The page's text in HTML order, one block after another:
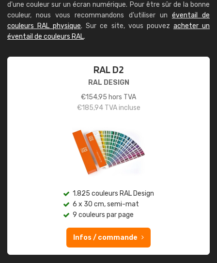
d'une couleur sur un écran numérique. Pour être sûr de la bonne
couleur, nous vous recommandons d'utiliser un éventail de
couleurs RAL physique. Sur ce site, vous pouvez acheter un
éventail de couleurs RAL.
RAL D2
RAL DESIGN
€154,95 hors TVA
€185,94TVA incluse
1.825 couleurs RAL Design
6 x 30 cm, semi-mat
9 couleurs par page
Infos / commande